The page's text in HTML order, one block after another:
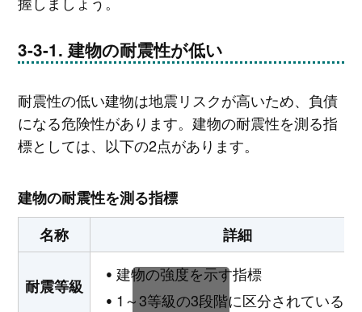
建物の耐震性が低い
耐震性の低い建物は地震リスクが高いため、負債
になる危険性があります。建物の耐震性を測る指
標としては、以下の2点があります。
建物の耐震性を測る指標
名称
詳細
耐震等級
建物の強度を示す指標
1～3等級の3段階に区分されている